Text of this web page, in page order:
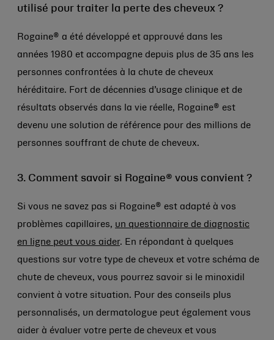
utilisé pour traiter la perte des cheveux ?
Rogaine® a été développé et approuvé dans les
années 1980 et accompagne depuis plus de 35 ans les
personnes confrontées à la chute de cheveux
héréditaire. Fort de décennies d’usage clinique et de
résultats observés dans la vie réelle, Rogaine® est
devenu une solution de référence pour des millions de
personnes souffrant de chute de cheveux.
3. Comment savoir si Rogaine® vous convient ?
Si vous ne savez pas si Rogaine® est adapté à vos
problèmes capillaires, un questionnaire de diagnostic
en ligne peut vous aider. En répondant à quelques
questions sur votre type de cheveux et votre schéma de
chute de cheveux, vous pourrez savoir si le minoxidil
convient à votre situation. Pour des conseils plus
personnalisés, un dermatologue peut également vous
aider à évaluer votre perte de cheveux et vous